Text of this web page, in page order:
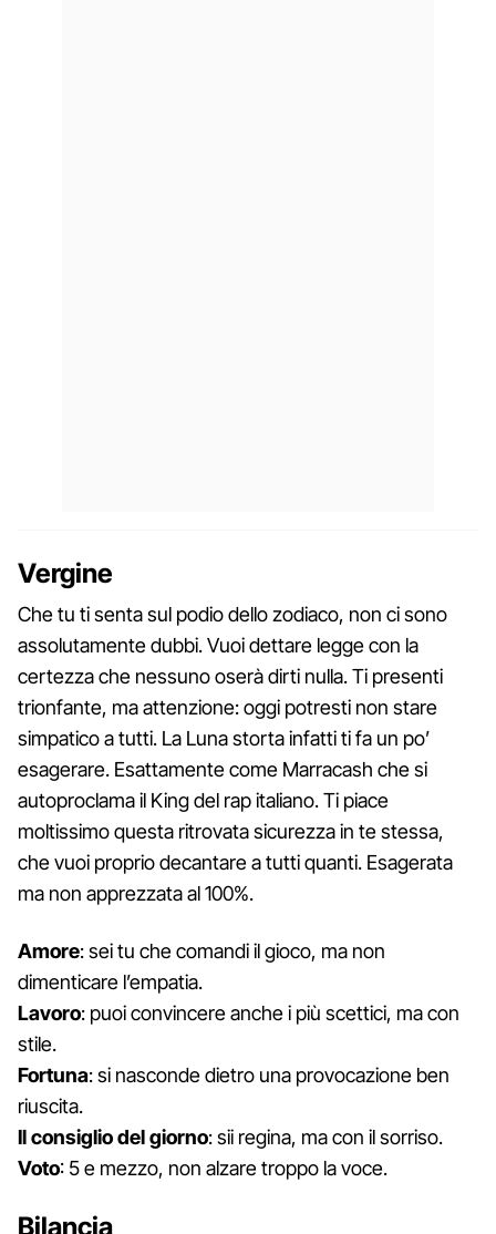
Vergine
Che tu ti senta sul podio dello zodiaco, non ci sono
assolutamente dubbi. Vuoi dettare legge con la
certezza che nessuno oserà dirti nulla. Ti presenti
trionfante, ma attenzione: oggi potresti non stare
simpatico a tutti. La Luna storta infatti ti fa un po’
esagerare. Esattamente come Marracash che si
autoproclama il King del rap italiano. Ti piace
moltissimo questa ritrovata sicurezza in te stessa,
che vuoi proprio decantare a tutti quanti. Esagerata
ma non apprezzata al 100%.
Amore: sei tu che comandi il gioco, ma non
dimenticare l’empatia.
Lavoro: puoi convincere anche i più scettici, ma con
stile.
Fortuna: si nasconde dietro una provocazione ben
riuscita.
Il consiglio del giorno: sii regina, ma con il sorriso.
Voto: 5 e mezzo, non alzare troppo la voce.
Bilancia